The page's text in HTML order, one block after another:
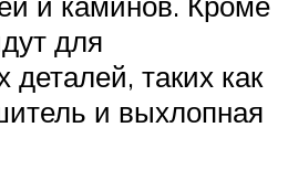
для
таких как
и выхлопная